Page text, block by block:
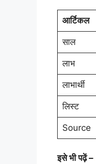
आर्टिकल
साल
लाभ
लाभार्थी
लिस्ट
Source
इसे भी पढ़ें –